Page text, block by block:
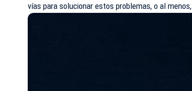
vías para solucionar estos problemas, o al